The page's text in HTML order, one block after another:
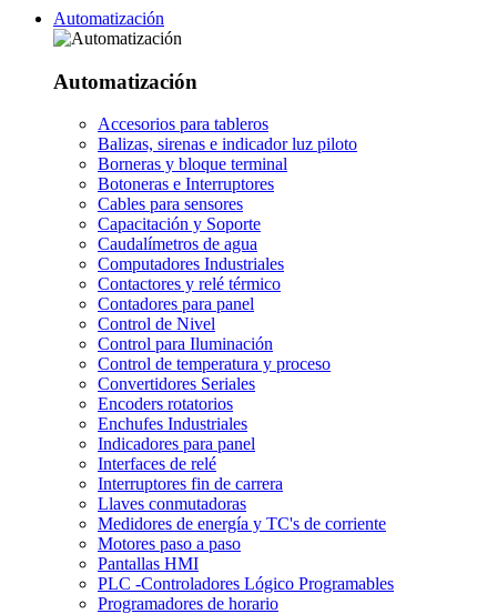
Automatización
Automatización
Accesorios para tableros
Balizas, sirenas e indicador luz piloto
Borneras y bloque terminal
Botoneras e Interruptores
Cables para sensores
Capacitación y Soporte
Caudalímetros de agua
Computadores Industriales
Contactores y relé térmico
Contadores para panel
Control de Nivel
Control para Iluminación
Control de temperatura y proceso
Convertidores Seriales
Encoders rotatorios
Enchufes Industriales
Indicadores para panel
Interfaces de relé
Interruptores fin de carrera
Llaves conmutadoras
Medidores de energía y TC's de corriente
Motores paso a paso
Pantallas HMI
PLC -Controladores Lógico Programables
Programadores de horario